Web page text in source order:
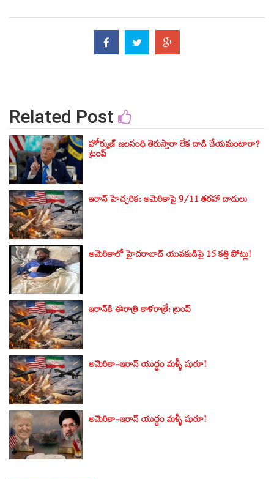
Related Post
హోర్ముజ్ జలసంధి తెరుస్తారా లేక దాడి చేయమంటారా?
ట్రంప్
ఇరాన్ హెచ్చరిక: అమెరికాపై 9/11 తరహా దాడులు
అమెరికాలో హైదరాబాద్ యువకుడిపై 15 కత్తి పోట్లు!
ఇరాన్‌కి ఈరాత్రి కాళరాత్రే: ట్రంప్‌
అమెరికా-ఇరాన్‌ యుద్ధం మళ్ళీ షురూ!
అమెరికా-ఇరాన్‌ యుద్ధం మళ్ళీ షురూ!